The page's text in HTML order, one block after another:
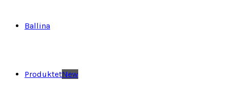
Ballina
ProduktetNew